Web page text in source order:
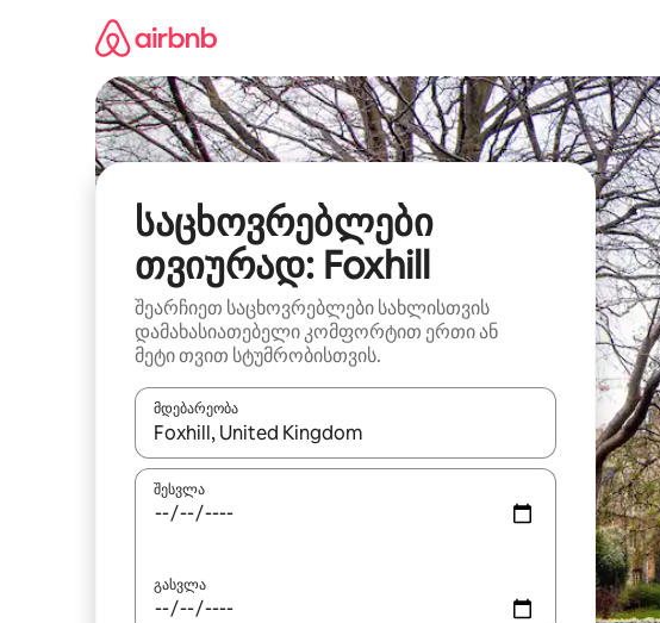
საცხოვრებლები
თვიურად: Foxhill
შეარჩიეთ საცხოვრებლები სახლისთვის
დამახასიათებელი კომფორტით ერთი ან
მეტი თვით სტუმრობისთვის.
მდებარეობა
როცა შედეგები ხელმისაწვდომი გახდება, ნავიგაციისთვის
შესვლა
გასვლა